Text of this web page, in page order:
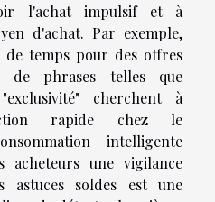
l'achat impulsif et à
d'achat. Par exemple,
de temps pour des offres
de phrases telles que
cherchent à
rapide chez le
intelligente
une vigilance
astuces soldes est une